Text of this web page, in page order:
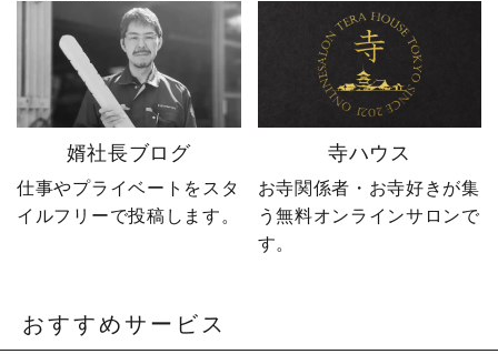
しながら、 住職・寺院向
けの有益な情報や やじ社
長の日常まで発信中！▶
@sotoubaya140 ご相談は
DM・公式LINEからお気
軽にどうぞ📩 #やじ社長 #
卒塔婆 #卒塔婆屋さん #日
の出町 婿社長
点に、全国6,000以上のお
寺と取引する、 お寺のこ
とを知り尽くした“卒塔婆
屋”です。 卒塔婆に関する
疑問をわかりやすく解説
しながら、 住職・寺院向
けの有益情報や やじ社長
の日常まで発信中！▶
@sotoubaya140 ご相談は
DM・公式LINEからお気
軽にどうぞ📩 #やじ社長 #
婿社長ブログ
仕事やプライベートをスタ
イルフリーで投稿します。
寺ハウス
お寺関係者・お寺好きが集
う無料オンラインサロンで
す。
おすすめサービス